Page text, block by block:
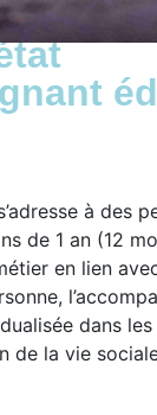
à des
de 1 an (12
en lien
dans
de la vie